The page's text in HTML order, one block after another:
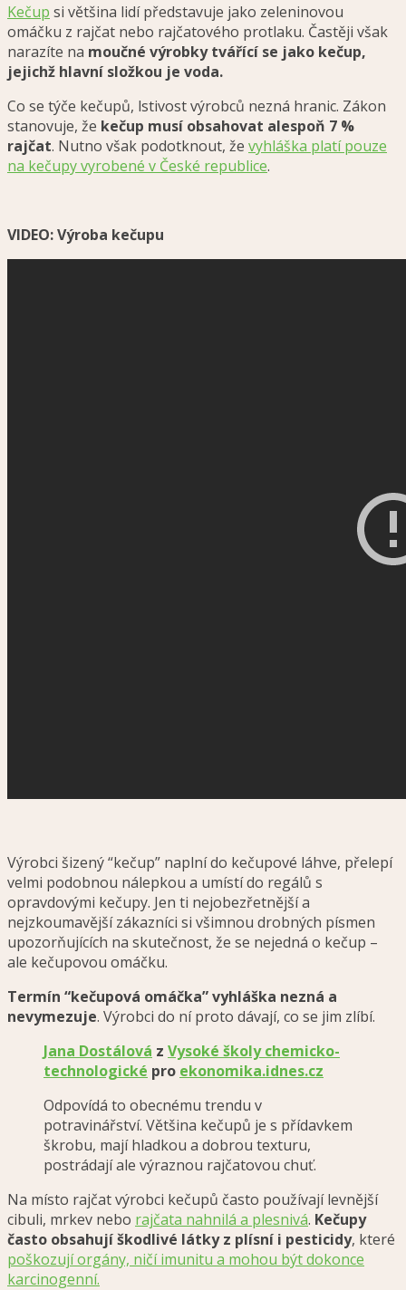
Kečup si většina lidí představuje jako zeleninovou
omáčku z rajčat nebo rajčatového protlaku. Častěji však
narazíte na moučné výrobky tvářící se jako kečup,
jejichž hlavní složkou je voda.
Co se týče kečupů, lstivost výrobců nezná hranic. Zákon
stanovuje, že kečup musí obsahovat alespoň 7 %
rajčat. Nutno však podotknout, že vyhláška platí pouze
na kečupy vyrobené v České republice.
VIDEO: Výroba kečupu
Výrobci šizený “kečup” naplní do kečupové láhve, přelepí
velmi podobnou nálepkou a umístí do regálů s
opravdovými kečupy. Jen ti nejobezřetnější a
nejzkoumavější zákazníci si všimnou drobných písmen
upozorňujících na skutečnost, že se nejedná o kečup –
ale kečupovou omáčku.
Termín “kečupová omáčka” vyhláška nezná a
nevymezuje. Výrobci do ní proto dávají, co se jim zlíbí.
Jana Dostálová z Vysoké školy chemicko-
technologické pro ekonomika.idnes.cz
Odpovídá to obecnému trendu v
potravinářství. Většina kečupů je s přídavkem
škrobu, mají hladkou a dobrou texturu,
postrádají ale výraznou rajčatovou chuť.
Na místo rajčat výrobci kečupů často používají levnější
cibuli, mrkev nebo rajčata nahnilá a plesnivá. Kečupy
často obsahují škodlivé látky z plísní i pesticidy, které
poškozují orgány, ničí imunitu a mohou být dokonce
karcinogenní.